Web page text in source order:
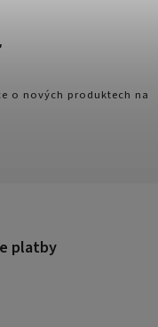
platby
o nových produktech na